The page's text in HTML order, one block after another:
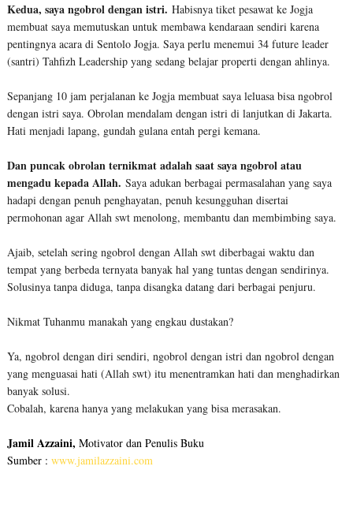
Kedua, saya ngobrol dengan istri. Habisnya tiket pesawat ke Jogja
membuat saya memutuskan untuk membawa kendaraan sendiri karena
pentingnya acara di Sentolo Jogja. Saya perlu menemui 34 future leader
(santri) Tahfizh Leadership yang sedang belajar properti dengan ahlinya.
Sepanjang 10 jam perjalanan ke Jogja membuat saya leluasa bisa ngobrol
dengan istri saya. Obrolan mendalam dengan istri di lanjutkan di Jakarta.
Hati menjadi lapang, gundah gulana entah pergi kemana.
Dan puncak obrolan ternikmat adalah saat saya ngobrol atau
mengadu kepada Allah. Saya adukan berbagai permasalahan yang saya
hadapi dengan penuh penghayatan, penuh kesungguhan disertai
permohonan agar Allah swt menolong, membantu dan membimbing saya.
Ajaib, setelah sering ngobrol dengan Allah swt diberbagai waktu dan
tempat yang berbeda ternyata banyak hal yang tuntas dengan sendirinya.
Solusinya tanpa diduga, tanpa disangka datang dari berbagai penjuru.
Nikmat Tuhanmu manakah yang engkau dustakan?
Ya, ngobrol dengan diri sendiri, ngobrol dengan istri dan ngobrol dengan
yang menguasai hati (Allah swt) itu menentramkan hati dan menghadirkan
banyak solusi.
Cobalah, karena hanya yang melakukan yang bisa merasakan.
Jamil Azzaini, Motivator dan Penulis Buku
Sumber : www.jamilazzaini.com